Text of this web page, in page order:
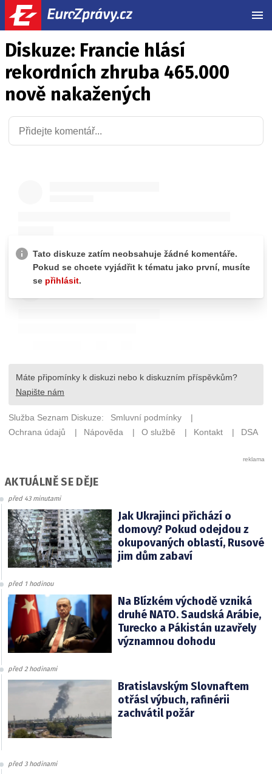
Diskuze: Francie hlásí
rekordních zhruba 465.000
nově nakažených
AKTUÁLNĚ SE DĚJE
před 43 minutami
Jak Ukrajinci přichází o
domovy? Pokud odejdou z
okupovaných oblastí, Rusové
jim dům zabaví
před 1 hodinou
Na Blízkém východě vzniká
druhé NATO. Saudská Arábie,
Turecko a Pákistán uzavřely
významnou dohodu
před 2 hodinami
Bratislavským Slovnaftem
otřásl výbuch, rafinérii
zachvátil požár
před 3 hodinami